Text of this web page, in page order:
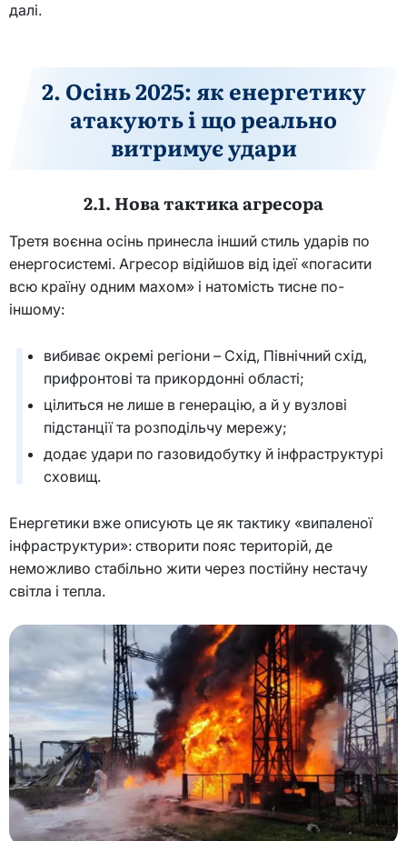
далі.
2. Осінь 2025: як енергетику
атакують і що реально
витримує удари
2.1. Нова тактика агресора
Третя воєнна осінь принесла інший стиль ударів по
енергосистемі. Агресор відійшов від ідеї «погасити
всю країну одним махом» і натомість тисне по-
іншому:
вибиває окремі регіони – Схід, Північний схід,
прифронтові та прикордонні області;
цілиться не лише в генерацію, а й у вузлові
підстанції та розподільчу мережу;
додає удари по газовидобутку й інфраструктурі
сховищ.
Енергетики вже описують це як тактику «випаленої
інфраструктури»: створити пояс територій, де
неможливо стабільно жити через постійну нестачу
світла і тепла.